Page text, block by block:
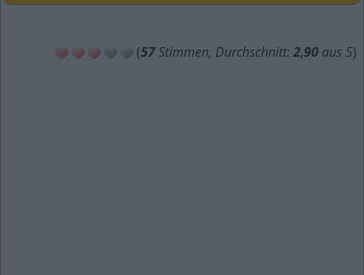
(57Stimmen, Durchschnitt: 2,90 aus 5)